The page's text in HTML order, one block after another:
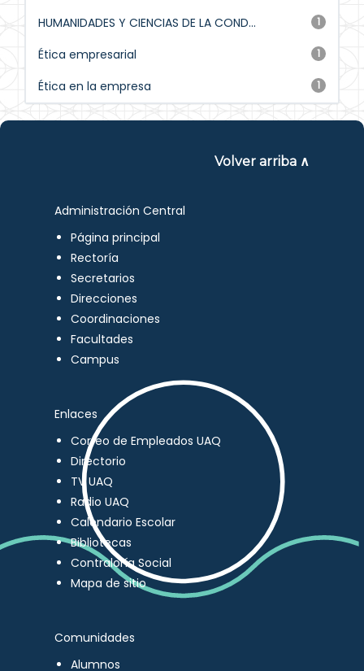
1
HUMANIDADES Y CIENCIAS DE LA COND...
1
Ética empresarial
1
Ética en la empresa
Volver arriba ∧
Administración Central
Página principal
Rectoría
Secretarios
Direcciones
Coordinaciones
Facultades
Campus
Enlaces
Correo de Empleados UAQ
Directorio
TV UAQ
Radio UAQ
Calendario Escolar
Bibliotecas
Contraloría Social
Mapa de sitio
Comunidades
Alumnos